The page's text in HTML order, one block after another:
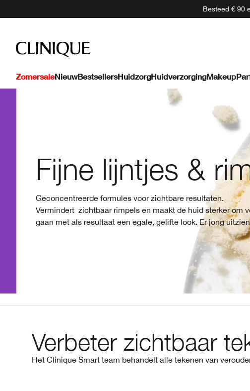
Besteed € 90
ZomersaleNieuwBestsellersHuidzorgHuidverzorgingMakeup
Fijne lijntjes &
Geconcentreerde formules voor zichtbare resultaten.
Vermindert zichtbaar rimpels en maakt de huid sterker om
gaan met als resultaat een egale, gelifte look. Er jong
Verbeter zichtbaar
Het Clinique Smart team behandelt alle tekenen van